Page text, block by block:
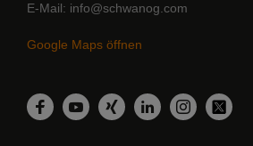
E-Mail info@schwanog.com
Google Maps öffnen
Facebook
YouTubeXing LinkedInInstagram
Twitter